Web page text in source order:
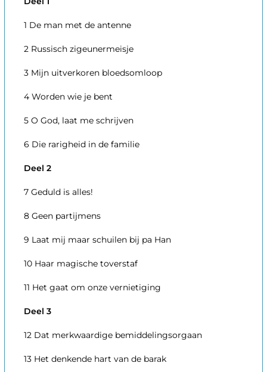
1 De man met de antenne
2 Russisch zigeunermeisje
3 Mijn uitverkoren bloedsomloop
4 Worden wie je bent
5 O God, laat me schrijven
6 Die rarigheid in de familie
Deel 2
7 Geduld is alles!
8 Geen partijmens
9 Laat mij maar schuilen bij pa Han
10 Haar magische toverstaf
11 Het gaat om onze vernietiging
Deel 3
12 Dat merkwaardige bemiddelingsorgaan
13 Het denkende hart van de barak